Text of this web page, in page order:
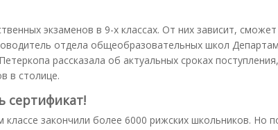
экзаменов в 9-х классах. От них зависит,
отдела общеобразовательных школ
рассказала об актуальных сроках
в столице.
сертификат!
закончили более 6000 рижских школьников. Но